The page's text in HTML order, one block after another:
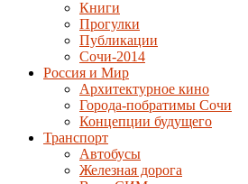
Книги
Прогулки
Публикации
Сочи-2014
Россия и Мир
Архитектурное кино
Города-побратимы Сочи
Концепции будущего
Транспорт
Автобусы
Железная дорога